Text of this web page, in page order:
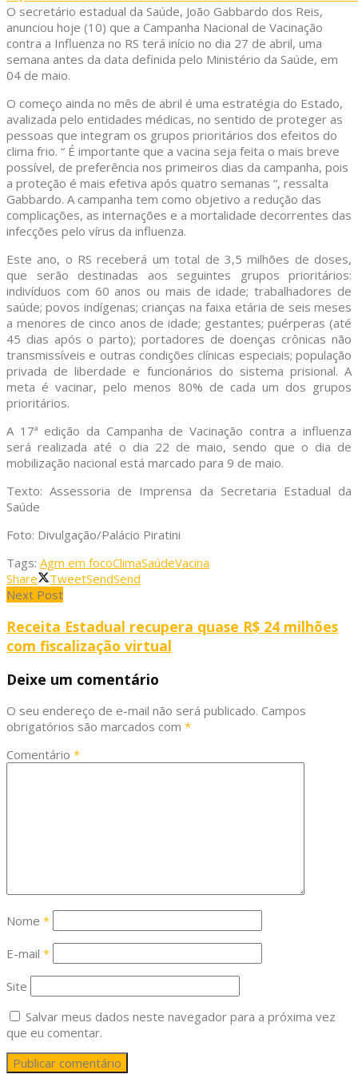
O secretário estadual da Saúde, João Gabbardo dos Reis,
anunciou hoje (10) que a Campanha Nacional de Vacinação
contra a Influenza no RS terá início no dia 27 de abril, uma
semana antes da data definida pelo Ministério da Saúde, em
04 de maio.
O começo ainda no mês de abril é uma estratégia do Estado,
avalizada pelo entidades médicas, no sentido de proteger as
pessoas que integram os grupos prioritários dos efeitos do
clima frio. “ É importante que a vacina seja feita o mais breve
possível, de preferência nos primeiros dias da campanha, pois
a proteção é mais efetiva após quatro semanas “, ressalta
Gabbardo. A campanha tem como objetivo a redução das
complicações, as internações e a mortalidade decorrentes das
infecções pelo vírus da influenza.
Este ano, o RS receberá um total de 3,5 milhões de doses,
que serão destinadas aos seguintes grupos prioritários:
indivíduos com 60 anos ou mais de idade; trabalhadores de
saúde; povos indígenas; crianças na faixa etária de seis meses
a menores de cinco anos de idade; gestantes; puérperas (até
45 dias após o parto); portadores de doenças crônicas não
transmissíveis e outras condições clínicas especiais; população
privada de liberdade e funcionários do sistema prisional. A
meta é vacinar, pelo menos 80% de cada um dos grupos
prioritários.
A 17ª edição da Campanha de Vacinação contra a influenza
será realizada até o dia 22 de maio, sendo que o dia de
mobilização nacional está marcado para 9 de maio.
Texto: Assessoria de Imprensa da Secretaria Estadual da
Saúde
Foto: Divulgação/Palácio Piratini
Tags: Agm em focoClimaSaúdeVacina
Share
TweetSendSend
Next Post
Receita Estadual recupera quase R$ 24 milhões
com fiscalização virtual
Deixe um comentário
O seu endereço de e-mail não será publicado. Campos
obrigatórios são marcados com *
Comentário *
Nome *
E-mail *
Site
Salvar meus dados neste navegador para a próxima vez
que eu comentar.